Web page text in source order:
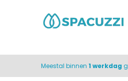
Meestal binnen 1 werkdag